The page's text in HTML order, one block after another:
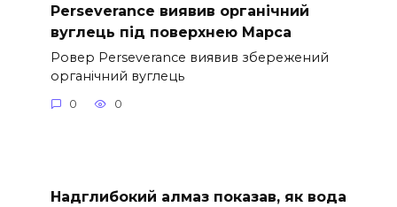
Perseverance виявив органічний
вуглець під поверхнею Марса
Ровер Perseverance виявив збережений
органічний вуглець
0 0
Надглибокий алмаз показав, як вода